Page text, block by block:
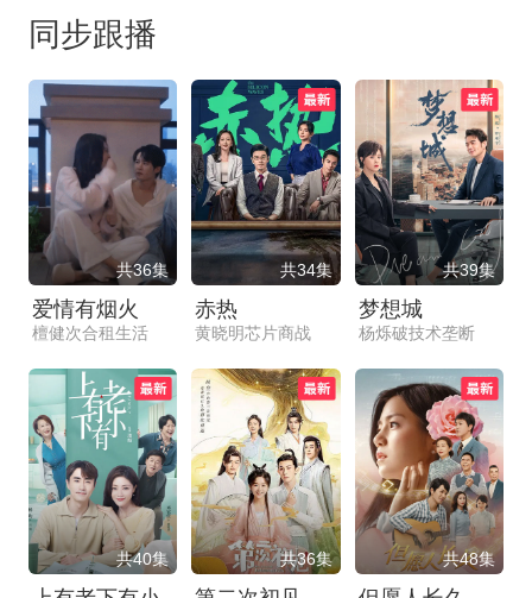
同步跟播
共36集
爱情有烟火
檀健次合租生活
共34集
赤热
黄晓明芯片商战
共39集
梦想城
杨烁破技术垄断
共40集 共36集 共48集